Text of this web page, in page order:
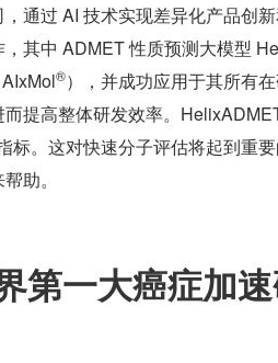
通过 AI 技术实现差异化产品创
其中 ADMET 性质预测大模型
®️），并成功应用于其所有
提高整体研发效率。
标。这对快速分子评估将起到重
助。
第一大癌症加